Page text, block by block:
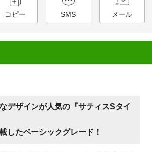
コピー SMS メール
デザインが人気の『サティスSタイ
したベーシックグレード！